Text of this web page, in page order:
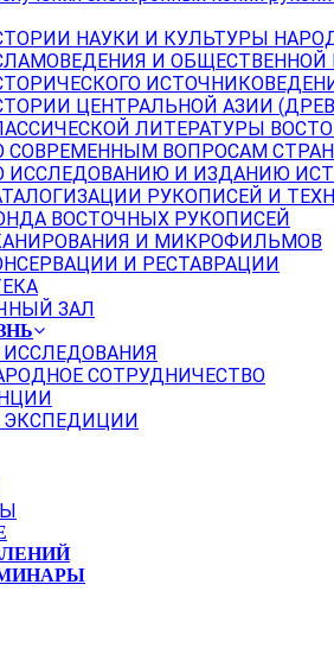
НАУКИ И КУЛЬТУРЫ
И
ЦЕНТРАЛЬНОЙ АЗИИ
ЛИТЕРАТУРЫ
СОВРЕМЕННЫМ ВОПРОСАМ
ИССЛЕДОВАНИЮ И ИЗДАНИЮ
РУКОПИСЕЙ И
ВОСТОЧНЫХ РУКОПИСЕЙ
И МИКРОФИЛЬМОВ
И РЕСТАВРАЦИИ
ЗАЛ
СОТРУДНИЧЕСТВО
ЭКСПЕДИЦИИ